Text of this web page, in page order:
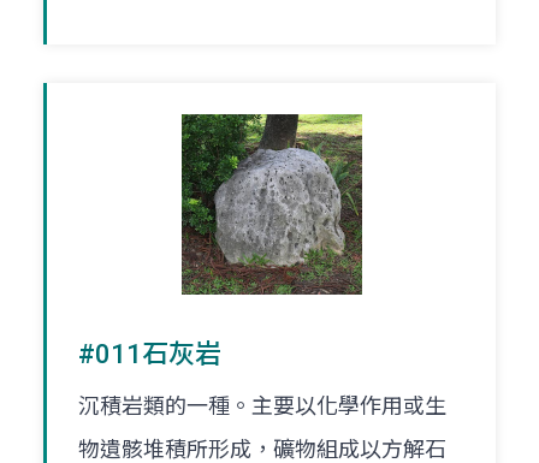
#011石灰岩
沉積岩類的一種。主要以化學作用或生
物遺骸堆積所形成，礦物組成以方解石